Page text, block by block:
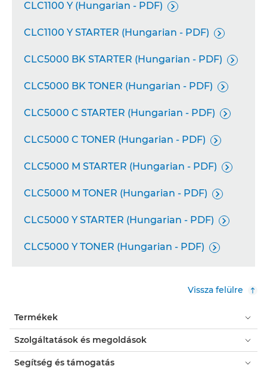
CLC1100 Y (Hungarian - PDF) 
CLC1100 Y STARTER (Hungarian - PDF) 
CLC5000 BK STARTER (Hungarian - PDF) 
CLC5000 BK TONER (Hungarian - PDF) 
CLC5000 C STARTER (Hungarian - PDF) 
CLC5000 C TONER (Hungarian - PDF) 
CLC5000 M STARTER (Hungarian - PDF) 
CLC5000 M TONER (Hungarian - PDF) 
CLC5000 Y STARTER (Hungarian - PDF) 
CLC5000 Y TONER (Hungarian - PDF) 
Vissza felülre
Termékek
Szolgáltatások és megoldások
Segítség és támogatás